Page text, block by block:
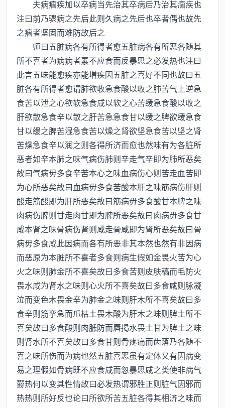
夫病痼疾加以卒病当先治其卒病后乃治其痼疾也
注曰前乃骤病之先后此则久病之先后也卒者偶也故先
之痼者坚固而难防故后之
师曰五脏病各有所得者愈五脏病各有所恶各随其
所不喜者为病病者素不应食而反暴思之必发热也注曰
此言五味能愈疾亦能増疾因五脏之喜好不同也故曰五
脏各有所得者愈谓肺欲收急食酸以收之肺苦气上逆急
食苦以泄之心欲软急食咸以软之心苦缓急食酸以收之
肝欲散急食辛以散之肝苦急急食甘以缓之脾欲缓急食
甘以缓之脾苦湿急食苦以燥之肾欲坚急食苦以坚之肾
苦燥急食辛以润之则各得所济而愈也然味有为各脏所
恶者如辛本肺之味气病伤肺则辛走气辛即为肺所恶矣
故曰气病毋多食辛苦本心之味血病伤心则苦走血苦即
为心所恶矣故曰血病毋多食苦酸本肝之味筋病伤肝则
酸走筋酸即为肝所恶矣故曰筋病毋多食酸甘本脾之味
肉病伤脾则甘走肉甘即为脾所恶矣故曰肉病毋多食甘
咸本肾之味骨病伤肾则咸走骨咸即为肾所恶矣故曰骨
病毋多食咸此因病而各有所恶非其本然也然有非因病
而恶原为本脏所不喜者多食则病生假如金畏火苦为心
火之味则肺金所不喜矣故曰多食苦则皮肤稿而毛防火
畏水咸为肾水之味则心火所不喜矣故曰多食咸则脉凝
泣而变色木畏金辛为肺金之味则肝木所不喜矣故曰多
食辛则筋挛急而爪枯土畏木酸为肝木之味则脾土所不
喜矣故曰多食酸则肉胝防而唇掲水畏土甘为脾土之味
则肾水所不喜矣故曰多食甘则骨疼痛而齿落乃各随不
喜之味所伤而为病也然五脏喜恶虽有定体又有因病变
易之理假如骨病既不应食咸而忽暴思咸之类使非病气
欝热何以变其性情故曰必发热谓邪胜正则脏气因邪而
热热则所好反也论曰所欲所苦五脏各得其相济之味而